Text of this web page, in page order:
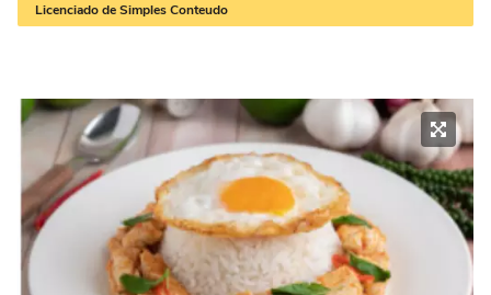
Licenciado de Simples Conteudo